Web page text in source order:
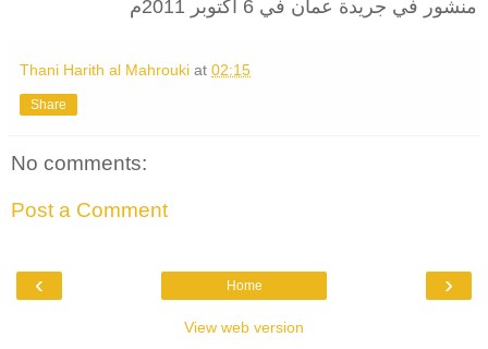
منشور في جريدة عمان في 6 أكتوبر 2011م
Thani Harith al Mahrouki at 02:15
Share
No comments:
Post a Comment
‹ ›
Home
View web version